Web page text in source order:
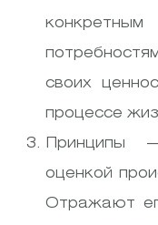
своих
процессе
Принципы
оценкой
Отражают